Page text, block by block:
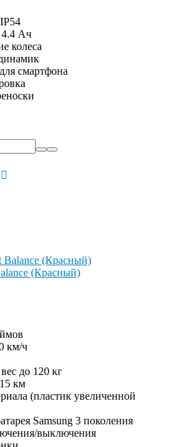
4.4 Ач
колеса
смартфона
(Красный)
км/ч
до 120 кг
км
(пластик увеличенной
Samsung 3 поколения
выключения